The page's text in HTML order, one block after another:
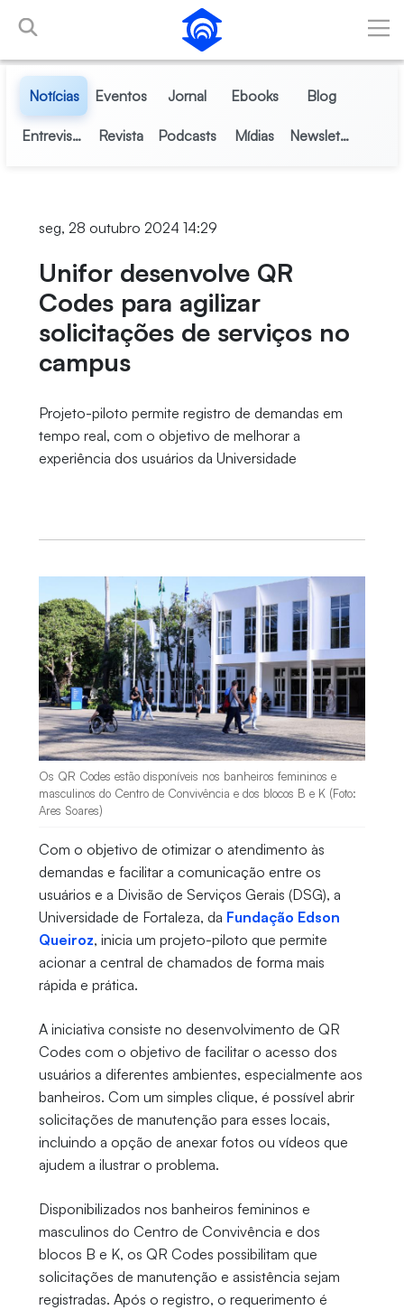
Pular para o Conteúdo principal
Notícias Eventos Jornal Ebooks Blog
Entrevistas Revista Podcasts Mídias Newsletter
seg, 28 outubro 2024 14:29
Unifor desenvolve QR
Codes para agilizar
solicitações de serviços no
campus
Projeto-piloto permite registro de demandas em
tempo real, com o objetivo de melhorar a
experiência dos usuários da Universidade
Os QR Codes estão disponíveis nos banheiros femininos e
masculinos do Centro de Convivência e dos blocos B e K (Foto:
Ares Soares)
Com o objetivo de otimizar o atendimento às
demandas e facilitar a comunicação entre os
usuários e a Divisão de Serviços Gerais (DSG), a
Universidade de Fortaleza, da Fundação Edson
Queiroz, inicia um projeto-piloto que permite
acionar a central de chamados de forma mais
rápida e prática.
A iniciativa consiste no desenvolvimento de QR
Codes com o objetivo de facilitar o acesso dos
usuários a diferentes ambientes, especialmente aos
banheiros. Com um simples clique, é possível abrir
solicitações de manutenção para esses locais,
incluindo a opção de anexar fotos ou vídeos que
ajudem a ilustrar o problema.
Disponibilizados nos banheiros femininos e
masculinos do Centro de Convivência e dos
blocos B e K, os QR Codes possibilitam que
solicitações de manutenção e assistência sejam
registradas. Após o registro, o requerimento é